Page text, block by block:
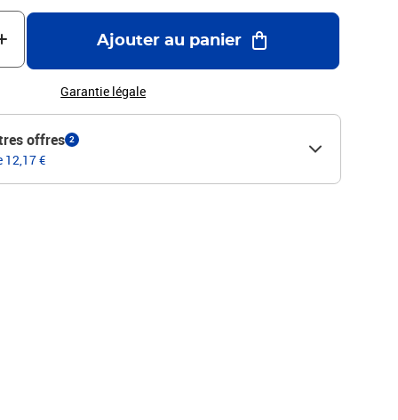
Ajouter au panier
Garantie légale
offres 2
12,17 €